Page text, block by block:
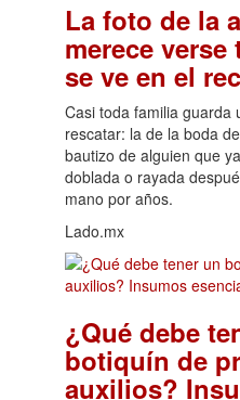
La foto de la
merece
se ve en el
Casi toda familia guarda
rescatar: la de la boda
bautizo de alguien que
doblada o rayada
mano por años.
Lado.mx
¿Qué debe
botiquín de
auxilios?